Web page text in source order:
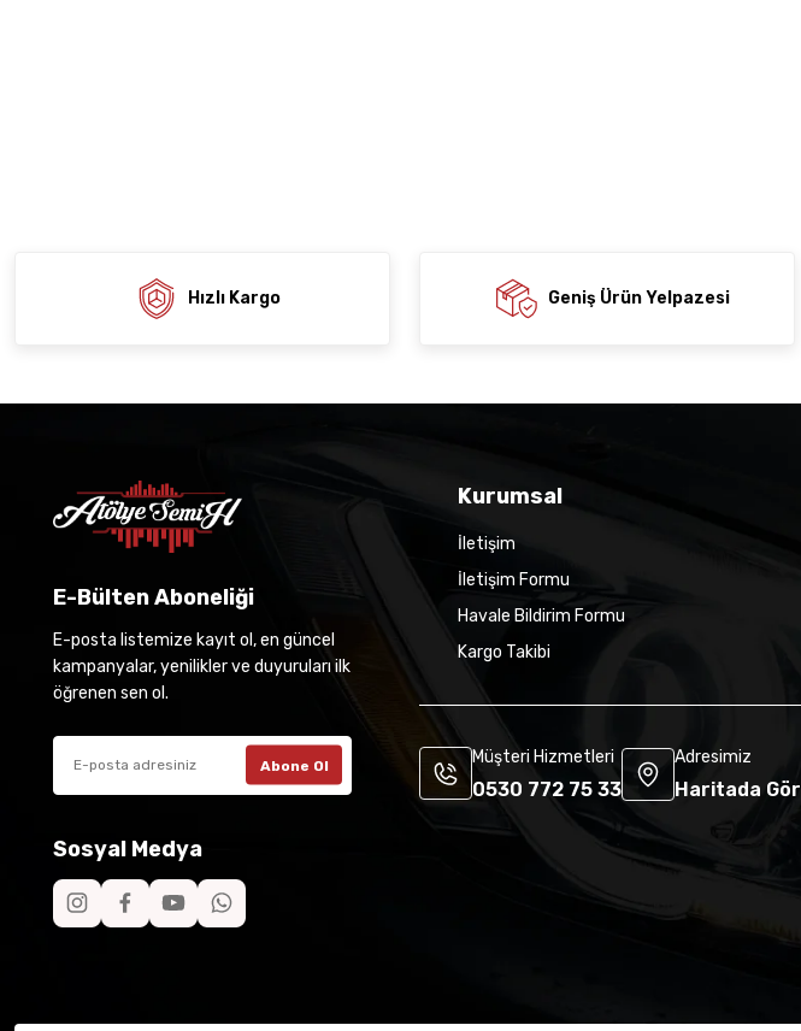
Hızlı Kargo Geniş Ürün Yelpazesi
E-Bülten Aboneliği
E-posta listemize kayıt ol, en güncel
kampanyalar, yenilikler ve duyuruları ilk
öğrenen sen ol.
Abone Ol
Sosyal Medya
Kurumsal
İletişim
İletişim Formu
Havale Bildirim Formu
Kargo Takibi
Müşteri Hizmetleri
0530 772 75 33
Adresimiz
Haritada Gör